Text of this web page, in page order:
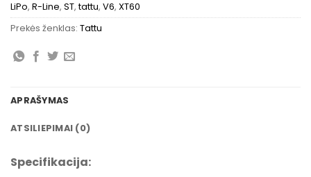
LiPo, R-Line, ST,tattu, V6, XT60
Prekės ženklas: Tattu
APRAŠYMAS
ATSILIEPIMAI (0)
Specifikacija: